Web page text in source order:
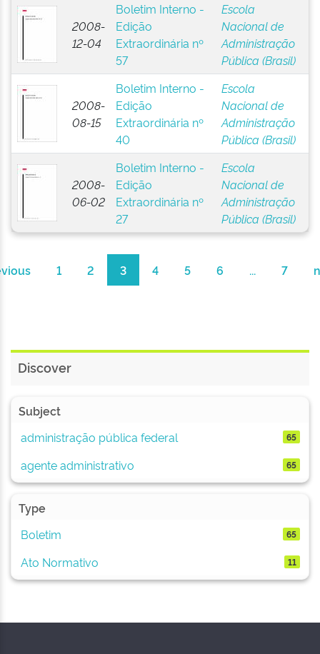
2008-
12-04
Boletim Interno -
Edição
Extraordinária nº
57
Escola
Nacional de
Administração
Pública (Brasil)
2008-
08-15
Boletim Interno -
Edição
Extraordinária nº
40
Escola
Nacional de
Administração
Pública (Brasil)
2008-
06-02
Boletim Interno -
Edição
Extraordinária nº
27
Escola
Nacional de
Administração
Pública (Brasil)
1 2 3 4 5 6 ... 7
Discover
Subject
administração pública federal
65
agente administrativo 65
Type
Boletim
65
Ato Normativo 11